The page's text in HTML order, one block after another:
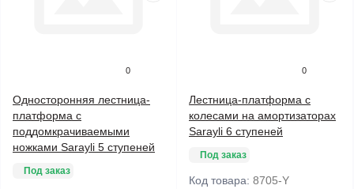
0
Односторонняя лестница-
платформа с
поддомкрачиваемыми
ножками Sarayli 5 ступеней
Под заказ
0
Лестница-платформа с
колесами на амортизаторах
Sarayli 6 ступеней
Под заказ
Код товара: 8705-Y